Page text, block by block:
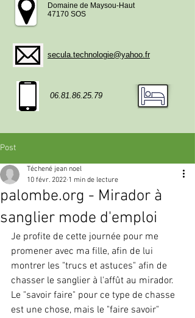
Domaine de Maysou-Haut
47170 SOS
secula.technologie@yahoo.fr
06.81.86.25.79
Post
palombe.org - Mirador à
sanglier mode d'emploi
Téchené jean noel
10 févr. 2022 1 min de lecture
Je profite de cette journée pour me
promener avec ma fille, afin de lui
montrer les "trucs et astuces" afin de
chasser le sanglier à l'affût au mirador.
Le "savoir faire" pour ce type de chasse
est une chose, mais le "faire savoir"